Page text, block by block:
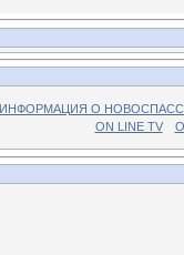
ИНФОРМАЦИЯ О
ON LINE TV